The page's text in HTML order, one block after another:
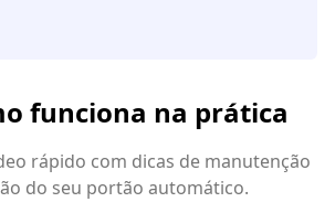
funciona na prática
rápido com dicas de manutenção
do seu portão automático.